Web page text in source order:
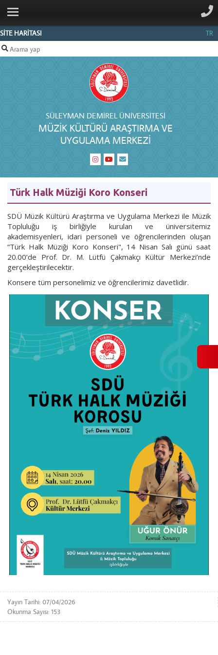
SİTE HARİTASI TR
SÜLEYMAN DEMIREL ÜNIVERSITESI
MÜZIK KÜLTÜRÜ ARAŞTIRMA VE
UYGULAMA MERKEZI
ANA SAYFA
MERKEZ
HAKKINDA
BELGELIK
Türk Halk Müziği Koro Konseri
SDÜ Müzik Kültürü Araştırma ve Uygulama Merkezi ile Müzik
Topluluğu iş birliğiyle kurulan ve üniversitemiz
akademisyenleri, idari personeli ve öğrencilerinden oluşan
“Türk Halk Müziği Koro Konseri", 14 Nisan Salı günü saat
20.00’de Prof. Dr. M. Lütfü Çakmakçı Kültür Merkezi’nde
gerçekleştirilecektir.
Konsere tüm personelimiz ve öğrencilerimiz davetlidir.
Yayın Tarihi: 07/04/2026
Okunma Sayısı: 153